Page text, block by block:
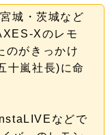
城・茨城など
Xのレモ
のがきっかけ
十嵐社長)に命
などで